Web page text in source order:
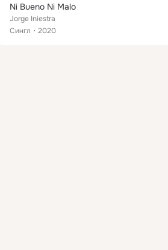
Ni Bueno Ni Malo
Jorge Iniestra
Сингл
2020